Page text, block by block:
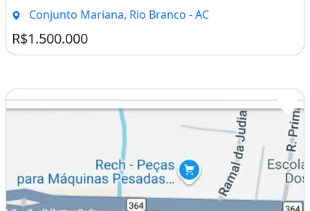
Conjunto Mariana, Rio Branco - AC
R$1.500.000